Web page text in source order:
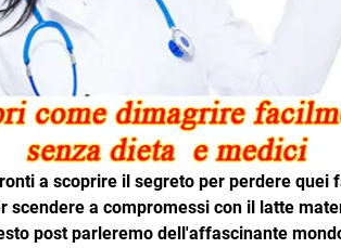
a scoprire il segreto per perdere quei
scendere a compromessi con il latte
post parleremo dell'affascinante